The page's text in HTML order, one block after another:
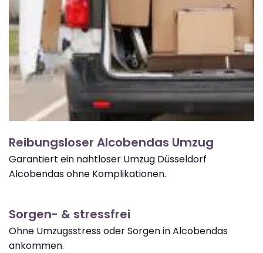
Reibungsloser Alcobendas Umzug
Garantiert ein nahtloser Umzug Düsseldorf
Alcobendas ohne Komplikationen.
Sorgen- & stressfrei
Ohne Umzugsstress oder Sorgen in Alcobendas
ankommen.